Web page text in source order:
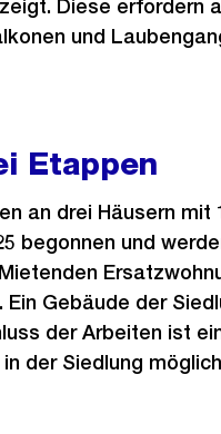
Diese erfordern
und
Etappen
an drei Häusern
begonnen und
Gebäude der
der Arbeiten ist
der Siedlung